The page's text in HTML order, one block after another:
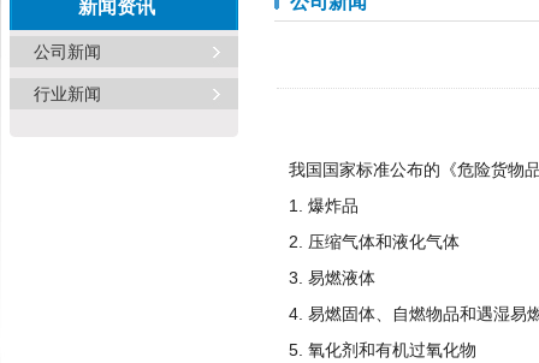
新闻资讯
公司新闻
行业新闻
我国国家标准公布的《危险货物
1. 爆炸品
2. 压缩气体和液化气体
3. 易燃液体
4. 易燃固体、自燃物品和遇湿易
5. 氧化剂和有机过氧化物